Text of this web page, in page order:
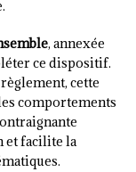
, annexée
ce dispositif.
cette
comportements
et facilite la